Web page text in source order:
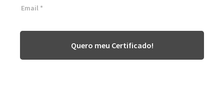
Quero meu Certificado!